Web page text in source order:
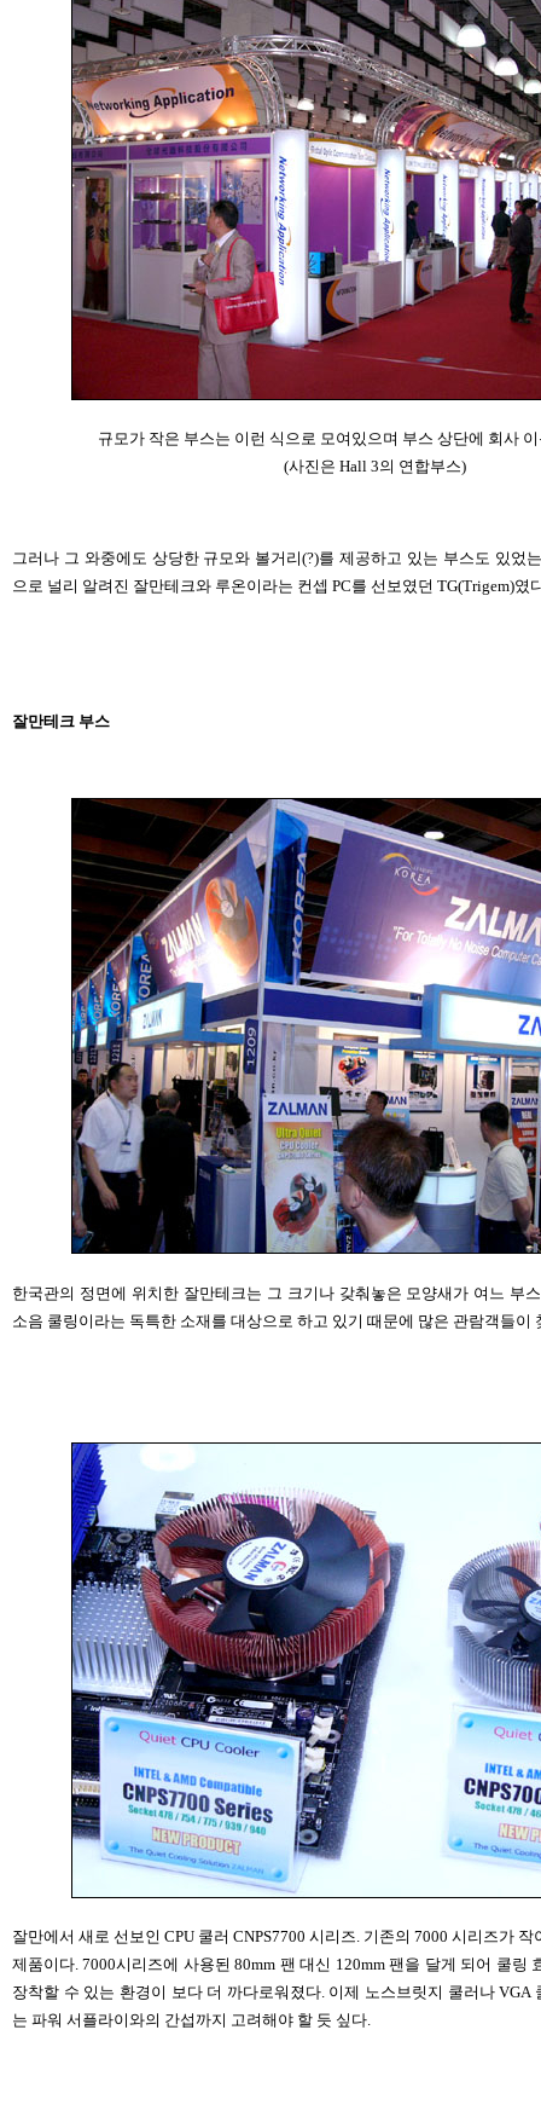
규모가 작은 부스는 이런 식으로 모여있으며 부스 상단에 회사
(사진은 Hall 3의 연합부스)
그러나 그 와중에도 상당한 규모와 볼거리(?)를 제공하고 있는 부스도 있었
으로 널리 알려진 잘만테크와 루온이라는 컨셉 PC를 선보였던 TG(Trigem)였
잘만테크 부스
한국관의 정면에 위치한 잘만테크는 그 크기나 갖춰놓은 모양새가 여느 부
소음 쿨링이라는 독특한 소재를 대상으로 하고 있기 때문에 많은 관람객들이
잘만에서 새로 선보인 CPU 쿨러 CNPS7700 시리즈. 기존의 7000 시리즈가
제품이다. 7000시리즈에 사용된 80mm 팬 대신 120mm 팬을 달게 되어 쿨링
장착할 수 있는 환경이 보다 더 까다로워졌다. 이제 노스브릿지 쿨러나 VGA
는 파워 서플라이와의 간섭까지 고려해야 할 듯 싶다.